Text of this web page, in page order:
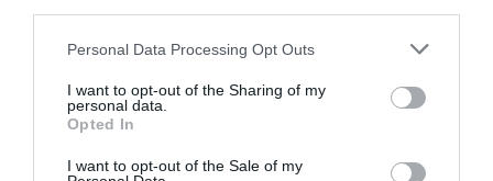
Personal Data Processing Opt Outs
I want to opt-out of the Sharing of my
personal data.
Opted In
I want to opt-out of the Sale of my